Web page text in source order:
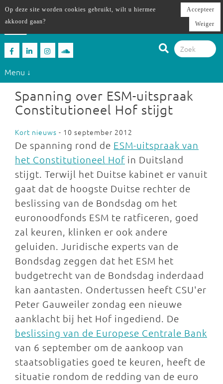
Menu ↓
Spanning over ESM-uitspraak
Constitutioneel Hof stijgt
Kort nieuws - 10 september 2012
De spanning rond de ESM-uitspraak van
het Constitutioneel Hof in Duitsland
stijgt. Terwijl het Duitse kabinet er vanuit
gaat dat de hoogste Duitse rechter de
beslissing van de Bondsdag om het
euronoodfonds ESM te ratficeren, goed
zal keuren, klinken er ook andere
geluiden. Juridische experts van de
Bondsdag zeggen dat het ESM het
budgetrecht van de Bondsdag inderdaad
kan aantasten. Ondertussen heeft CSU'er
Peter Gauweiler zondag een nieuwe
aanklacht bij het Hof ingediend. De
beslissing van de Europese Centrale Bank
van 6 september om de aankoop van
staatsobligaties goed te keuren, heeft de
situatie rondom de redding van de euro
Op deze site worden cookies gebruikt, wilt u hiermee
akkoord gaan?
Accepteer
Weiger